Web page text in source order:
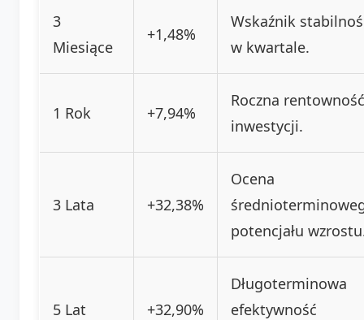
3
Miesiące
+1,48%
Wskaźnik
w kwartale.
1 Rok +7,94%
Roczna rentowność
inwestycji.
3 Lata +32,38%
Ocena
potencjału
5 Lat +32,90%
Długoterminowa
efektywność